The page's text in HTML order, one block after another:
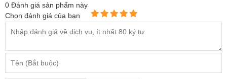
0 Đánh giá sản phẩm này
Chọn đánh giá của bạn